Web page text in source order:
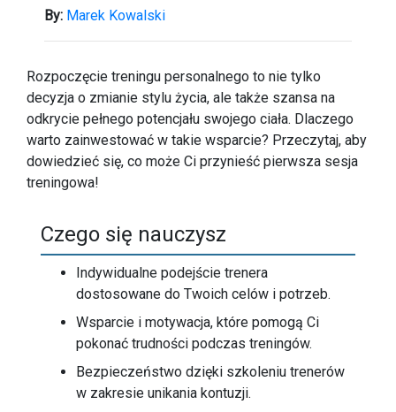
By: Marek Kowalski
Rozpoczęcie treningu personalnego to nie tylko
decyzja o zmianie stylu życia, ale także szansa na
odkrycie pełnego potencjału swojego ciała. Dlaczego
warto zainwestować w takie wsparcie? Przeczytaj, aby
dowiedzieć się, co może Ci przynieść pierwsza sesja
treningowa!
Czego się nauczysz
Indywidualne podejście trenera
dostosowane do Twoich celów i potrzeb.
Wsparcie i motywacja, które pomogą Ci
pokonać trudności podczas treningów.
Bezpieczeństwo dzięki szkoleniu trenerów
w zakresie unikania kontuzji.